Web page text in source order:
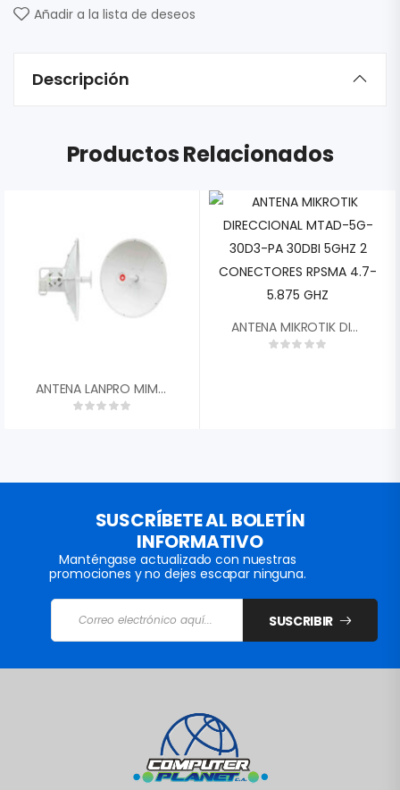
Añadir a la lista de deseos
Descripción
Productos Relacionados
ANTENA LANPRO MIMO DISH 30DBI RANGO EXTENDIDO 4.9GHZ – 6.5GHZ 45░ DUAL POLARIDAD 2X CONECTORES RPSMA LP-PARM6530A
ANTENA MIKROTIK DIRECCIONAL MTAD-5G-30D3-PA 30DBI 5GHZ 2 CONECTORES RPSMA 4.7-5.875 GHZ
SUSCRÍBETE AL BOLETÍN
INFORMATIVO
Manténgase actualizado con nuestras
promociones y no dejes escapar ninguna.
SUSCRIBIR